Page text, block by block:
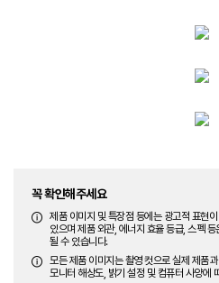
꼭 확인해주세요
제품 이미지 및 특장점 등에는 광고적 표현
있으며 제품 외관, 에너지 효율 등급, 스펙
될 수 있습니다.
모든 제품 이미지는 촬영 컷으로 실제 제품
모니터 해상도, 밝기 설정 및 컴퓨터 사양에